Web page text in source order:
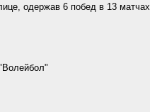
одержав 6 побед в 13 матчах.